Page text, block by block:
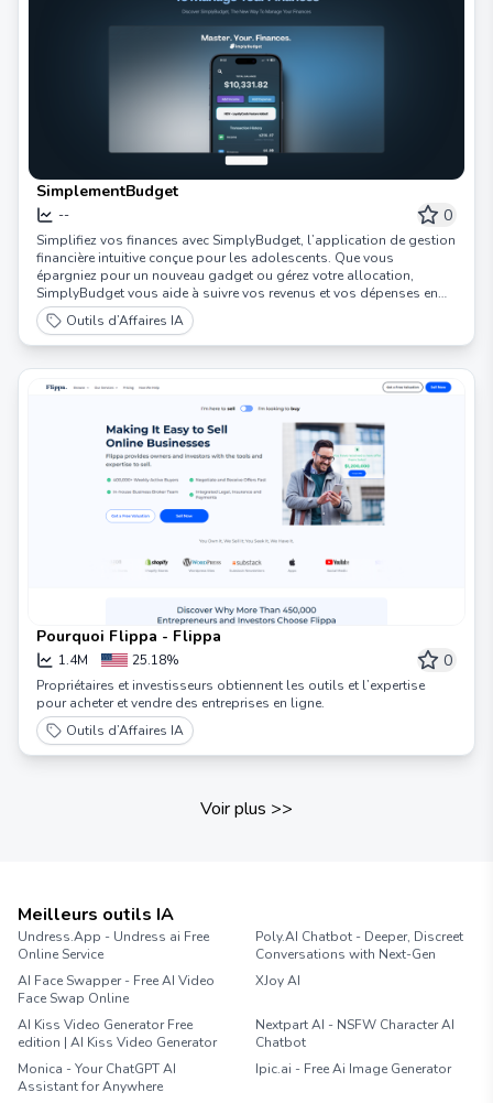
SimplementBudget
-- 0
Simplifiez vos finances avec SimplyBudget, l’application de gestion
financière intuitive conçue pour les adolescents. Que vous
épargniez pour un nouveau gadget ou gérez votre allocation,
SimplyBudget vous aide à suivre vos revenus et vos dépenses en
toute simplicité.
Outils d’Affaires IA
Pourquoi Flippa - Flippa
1.4M 25.18% 0
Propriétaires et investisseurs obtiennent les outils et l’expertise
pour acheter et vendre des entreprises en ligne.
Outils d’Affaires IA
Voir plus >>
Meilleurs outils IA
Undress.App - Undress ai Free
Online Service
Poly.AI Chatbot - Deeper, Discreet
Conversations with Next-Gen
AI Face Swapper - Free AI Video
Face Swap Online
XJoy AI
AI Kiss Video Generator Free
edition | AI Kiss Video Generator
Nextpart AI - NSFW Character AI
Chatbot
Monica - Your ChatGPT AI
Assistant for Anywhere
Ipic.ai - Free Ai Image Generator